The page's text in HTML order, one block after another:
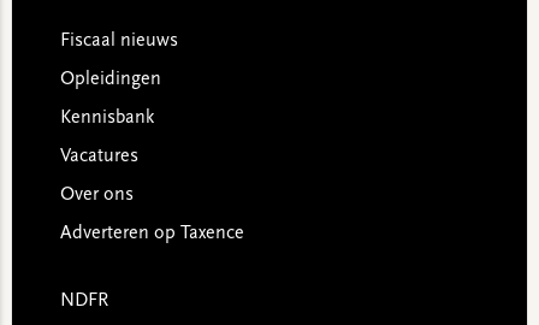
Footer
Fiscaal nieuws
Opleidingen
Kennisbank
Vacatures
Over ons
Adverteren op Taxence
NDFR